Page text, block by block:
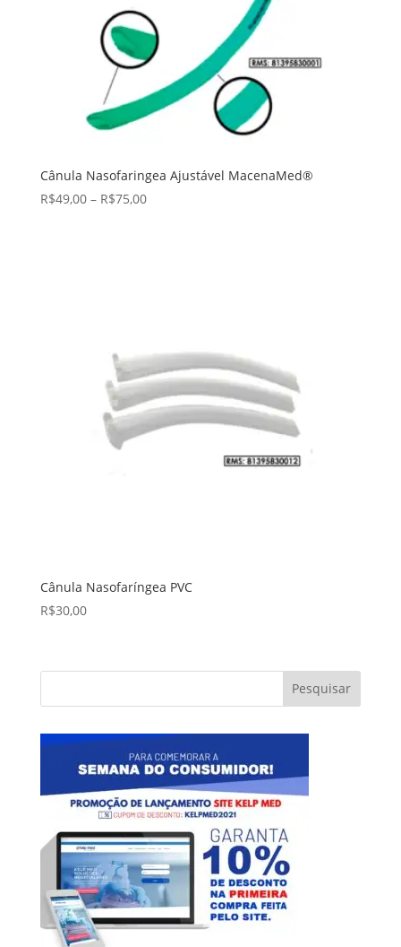
Cânula Nasofaringea Ajustável MacenaMed®
R$49,00 – R$75,00
Cânula Nasofaríngea PVC
R$30,00